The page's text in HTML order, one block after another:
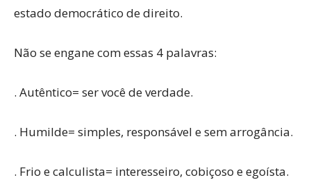
estado democrático de direito.
Não se engane com essas 4 palavras:
. Autêntico= ser você de verdade.
. Humilde= simples, responsável e sem arrogância.
. Frio e calculista= interesseiro, cobiçoso e egoísta.